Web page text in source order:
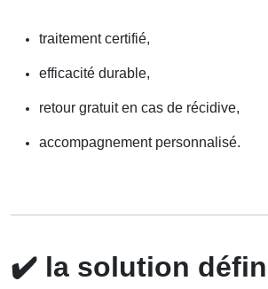
traitement certifié,
efficacité durable,
retour gratuit en cas de récidive,
accompagnement personnalisé.
✔️ la solution